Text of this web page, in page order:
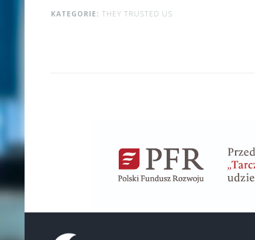
KATEGORIE: THEY TRUSTED US